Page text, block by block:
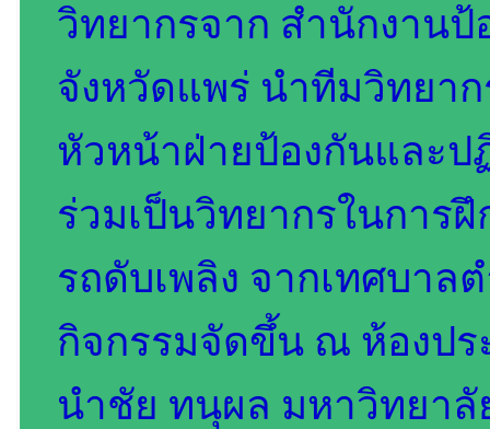
วิทยากรจาก สำนักงาน
จังหวัดแพร่ นำทีมวิทยา
หัวหน้าฝ่ายป้องกันและป
ร่วมเป็นวิทยากรในการ
รถดับเพลิง จากเทศบา
กิจกรรมจัดขึ้น ณ ห้องปร
นำชัย ทนุผล มหาวิทยาลั